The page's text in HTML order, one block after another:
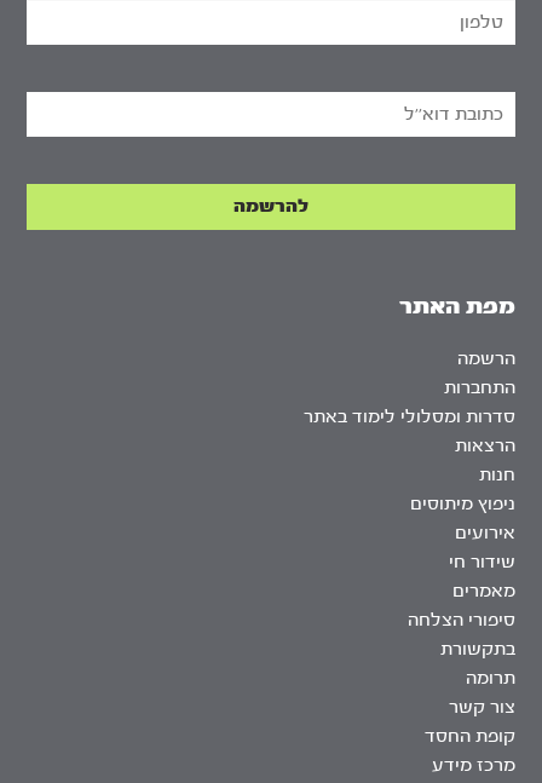
מפת האתר
הרשמה
התחברות
סדרות ומסלולי לימוד באתר
הרצאות
חנות
ניפוץ מיתוסים
אירועים
שידור חי
מאמרים
סיפורי הצלחה
בתקשורת
תרומה
צור קשר
קופת החסד
מרכז מידע